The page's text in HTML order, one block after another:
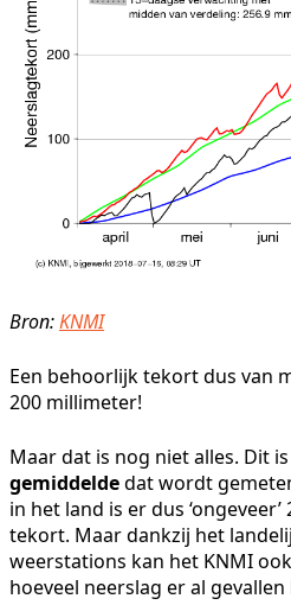
Bron:KNMI
Een behoorlijk tekort dus van
200 millimeter!
Maar dat is nog niet alles. Dit
gemiddeldedat wordt
in het land is er dus
tekort. Maar dankzij het
weerstations kan het KNMI
hoeveel neerslag er al